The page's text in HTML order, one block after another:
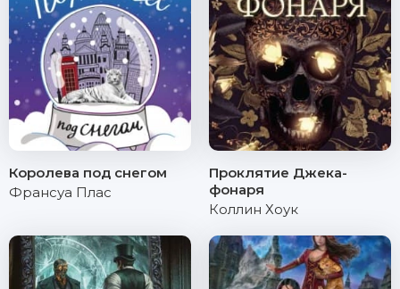
Королева под снегом
Франсуа Плас
Проклятие Джека-
фонаря
Коллин Хоук